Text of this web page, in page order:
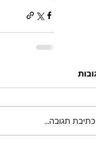
כתיבת תגובה...